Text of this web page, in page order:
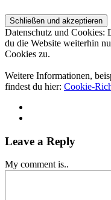
Datenschutz und Cookies:
du die Website weiterhin
Cookies zu.
Weitere Informationen,
findest du hier: Cookie-
Leave a Reply
My comment is..